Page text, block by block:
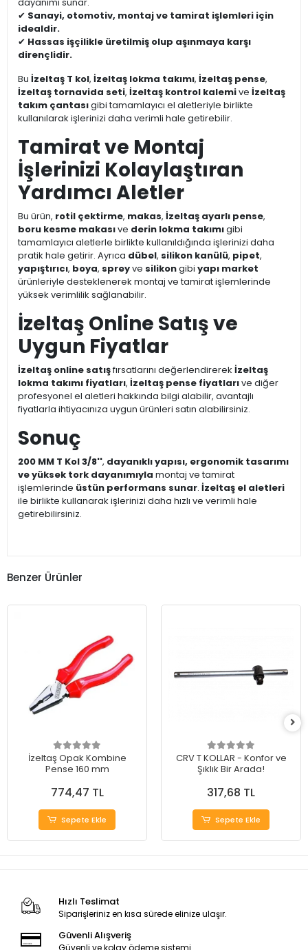
dayanımı sunar.
✔ Sanayi, otomotiv, montaj ve tamirat işlemleri için
idealdir.
✔ Hassas işçilikle üretilmiş olup aşınmaya karşı
dirençlidir.
Bu İzeltaş T kol, İzeltaş lokma takımı, İzeltaş pense,
İzeltaş tornavida seti, İzeltaş kontrol kalemive İzeltaş
takım çantasıgibi tamamlayıcı el aletleriyle birlikte
kullanılarak işlerinizi daha verimli hale getirebilir.
Tamirat ve Montaj
İşlerinizi Kolaylaştıran
Yardımcı Aletler
Bu ürün, rotil çektirme, makas, İzeltaş ayarlı pense,
boru kesme makasıve derin lokma takımıgibi
tamamlayıcı aletlerle birlikte kullanıldığında işlerinizi daha
pratik hale getirir. Ayrıca dübel, silikon kanülü, pipet,
yapıştırıcı, boya, spreyve silikongibi yapı market
ürünleriyle desteklenerek montaj ve tamirat işlemlerinde
yüksek verimlilik sağlanabilir.
İzeltaş Online Satış ve
Uygun Fiyatlar
İzeltaş online satışfırsatlarını değerlendirerek İzeltaş
lokma takımı fiyatları, İzeltaş pense fiyatlarıve diğer
profesyonel el aletleri hakkında bilgi alabilir, avantajlı
fiyatlarla ihtiyacınıza uygun ürünleri satın alabilirsiniz.
Sonuç
200 MM T Kol 3/8'', dayanıklı yapısı, ergonomik tasarımı
ve yüksek tork dayanımıyla montaj ve tamirat
işlemlerinde üstün performans sunar. İzeltaş el aletleri
ile birlikte kullanarak işlerinizi daha hızlı ve verimli hale
getirebilirsiniz.
Benzer Ürünler
İzeltaş Opak Kombine
Pense 160 mm
774,47 TL
Sepete Ekle
CRV T KOLLAR - Konfor ve
Şıklık Bir Arada!
317,68 TL
Sepete Ekle
Hızlı Teslimat
Siparişleriniz en kısa sürede elinize ulaşır.
Güvenli Alışveriş